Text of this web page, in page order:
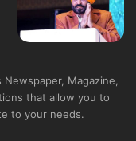
Magazine,
that allow you to
to your needs.